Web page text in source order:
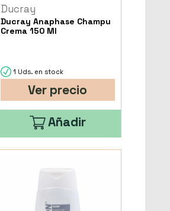
Ducray
Ducray Anaphase Champu
Crema 150 Ml
1 Uds. en stock
Ver precio
Añadir